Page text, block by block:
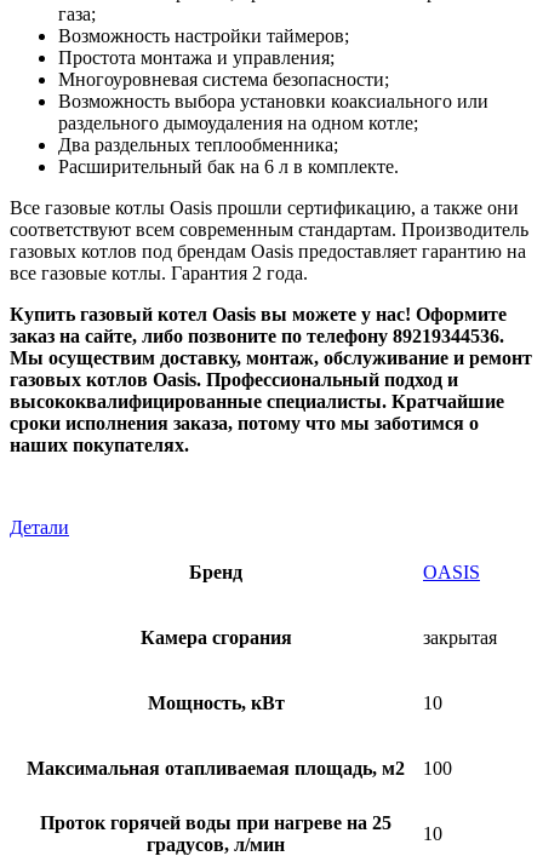
газа;
Возможность настройки таймеров;
Простота монтажа и управления;
Многоуровневая система безопасности;
Возможность выбора установки коаксиального или
раздельного дымоудаления на одном котле;
Два раздельных теплообменника;
Расширительный бак на 6 л в комплекте.
Все газовые котлы Oasis прошли сертификацию, а также они
соответствуют всем современным стандартам. Производитель
газовых котлов под брендам Oasis предоставляет гарантию на
все газовые котлы. Гарантия 2 года.
Купить газовый котел Oasis вы можете у нас! Оформите
заказ на сайте, либо позвоните по телефону 89219344536.
Мы осуществим доставку, монтаж, обслуживание и ремонт
газовых котлов Oasis. Профессиональный подход и
высококвалифицированные специалисты. Кратчайшие
сроки исполнения заказа, потому что мы заботимся о
наших покупателях.
Детали
Бренд OASIS
Камера сгорания закрытая
Мощность, кВт 10
Максимальная отапливаемая площадь, м2 100
Проток горячей воды при нагреве на 25
градусов, л/мин
10